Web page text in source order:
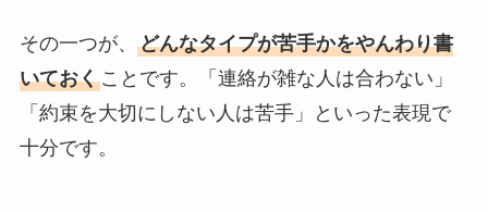
その一つが、 どんなタイプが苦手かをやんわり書
いておくことです。「連絡が雑な人は合わない」
「約束を大切にしない人は苦手」といった表現で
十分です。